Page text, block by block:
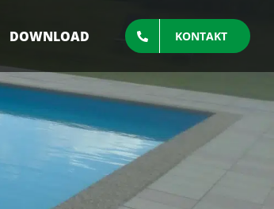
DOWNLOAD KONTAKT